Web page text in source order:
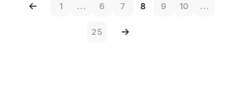
1 ... 6 7 8 9 10 ...
25